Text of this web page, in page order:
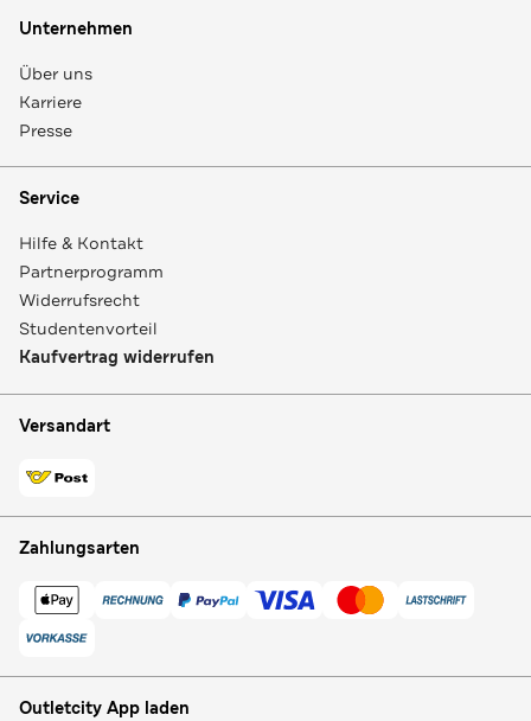
Unternehmen
Über uns
Karriere
Presse
Service
Hilfe & Kontakt
Partnerprogramm
Widerrufsrecht
Studentenvorteil
Kaufvertrag widerrufen
Versandart
Zahlungsarten
Outletcity App laden